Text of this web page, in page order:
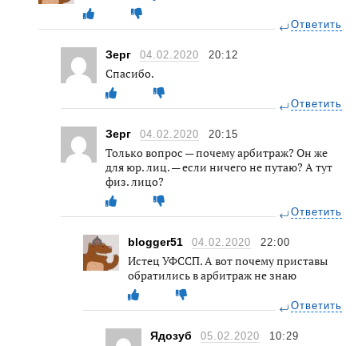
Ответить
Зерг 04.02.2020 20:12
Спасибо.
Ответить
Зерг 04.02.2020 20:15
Только вопрос — почему арбитраж? Он же
для юр. лиц. — если ничего не путаю? А тут
физ. лицо?
Ответить
blogger51 04.02.2020 22:00
Истец УФССП. А вот почему приставы
обратились в арбитраж не знаю
Ответить
Ядозуб 05.02.2020 10:29